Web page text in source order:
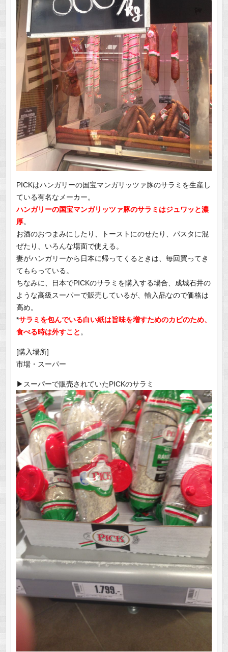
PICKはハンガリーの国宝マンガリッツァ豚のサラミを生産し
ている有名なメーカー。
ハンガリーの国宝マンガリッツァ豚のサラミはジュワッと濃
厚。
お酒のおつまみにしたり、トーストにのせたり、パスタに混
ぜたり、いろんな場面で使える。
妻がハンガリーから日本に帰ってくるときは、毎回買ってき
てもらっている。
ちなみに、日本でPICKのサラミを購入する場合、成城石井の
ような高級スーパーで販売しているが、輸入品なので価格は
高め。
*サラミを包んでいる白い紙は旨味を増すためのカビのため、
食べる時は外すこと 。
[購入場所]
市場・スーパー
▶︎スーパーで販売されていたPICKのサラミ